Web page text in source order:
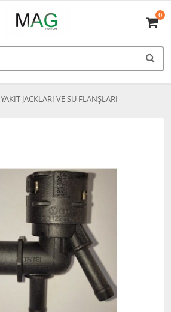
0
YAKIT JACKLARI VE SU FLANŞLARI